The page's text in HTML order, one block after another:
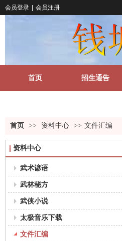
会员登录 会员注册
首页 招生通告
首页 >> 资料中心 >> 文件汇编
资料中心
武术谚语
武林秘方
武侠小说
太极音乐下载
文件汇编